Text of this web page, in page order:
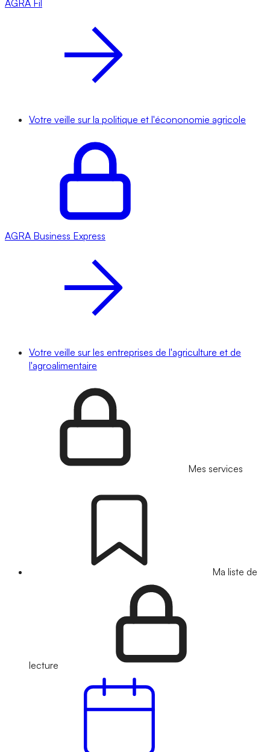
AGRA Fil
Votre veille sur la politique et l'écononomie agricole
AGRA Business Express
Votre veille sur les entreprises de l'agriculture et de
l'agroalimentaire
Mes services
Ma liste de
lecture